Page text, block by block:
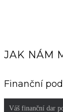
JAK NÁM
Finanční